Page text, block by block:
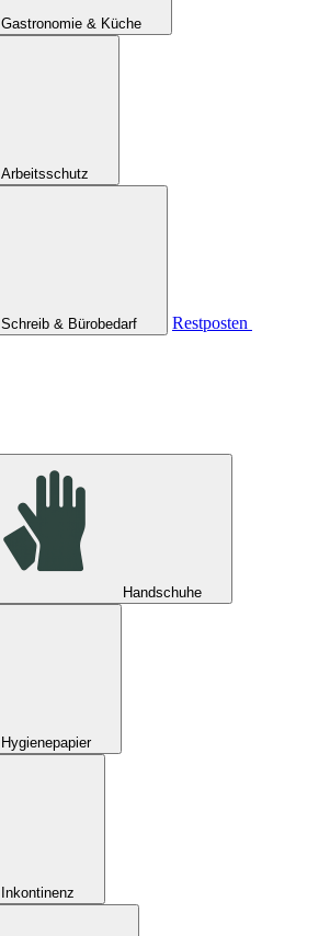
Gastronomie & Küche
Arbeitsschutz
Schreib & Bürobedarf
Restposten
Handschuhe
Hygienepapier
Inkontinenz